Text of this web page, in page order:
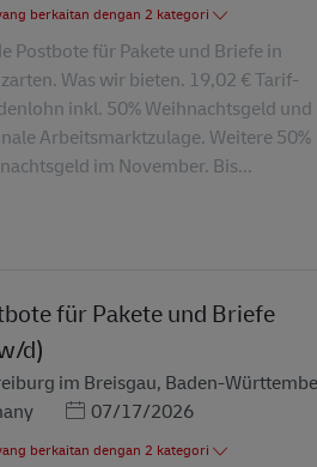
berkaitan dengan 2 kategori
Postbote für Pakete und Briefe in
Was wir bieten. 19,02 € Tarif-
inkl. 50% Weihnachtsgeld und
Arbeitsmarktzulage. Weitere 50%
im November. Bis...
für Pakete und Briefe
d)
im Breisgau, Baden-
Posted Date
07/17/2026
berkaitan dengan 2 kategori